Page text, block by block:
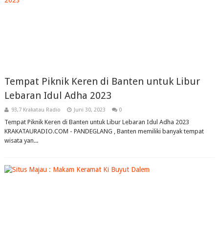
Tempat Piknik Keren di Banten untuk Libur
Lebaran Idul Adha 2023
93,7 Krakatau Radio Juni 30, 2023 0
Tempat Piknik Keren di Banten untuk Libur Lebaran Idul Adha 2023
KRAKATAURADIO.COM - PANDEGLANG , Banten memiliki banyak tempat
wisata yan...